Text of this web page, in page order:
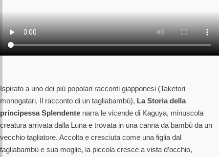
Ispirato a uno dei più popolari racconti giapponesi (Taketori
monogatari, Il racconto di un tagliabambù), La Storia della
principessa Splendente narra le vicende di Kaguya, minuscola
creatura arrivata dalla Luna e trovata in una canna da bambù da un
vecchio tagliatore. Accolta e cresciuta come una figlia dal
tagliabambù e sua moglie, la piccola cresce a vista d’occhio,